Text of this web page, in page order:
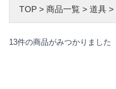
TOP > 商品一覧 > 道具 >
13件の商品がみつかりました